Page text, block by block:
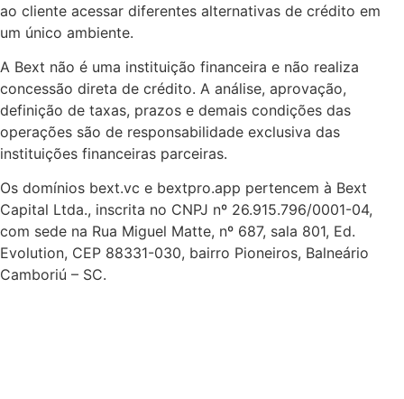
ao cliente acessar diferentes alternativas de crédito em
um único ambiente.
A Bext não é uma instituição financeira e não realiza
concessão direta de crédito. A análise, aprovação,
definição de taxas, prazos e demais condições das
operações são de responsabilidade exclusiva das
instituições financeiras parceiras.
Os domínios bext.vc e bextpro.app pertencem à Bext
Capital Ltda., inscrita no CNPJ nº 26.915.796/0001-04,
com sede na Rua Miguel Matte, nº 687, sala 801, Ed.
Evolution, CEP 88331-030, bairro Pioneiros, Balneário
Camboriú – SC.